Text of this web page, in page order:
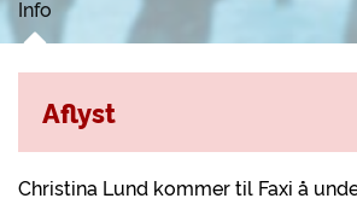
Info
Christina Lund kommer til Faxi å
Aflyst